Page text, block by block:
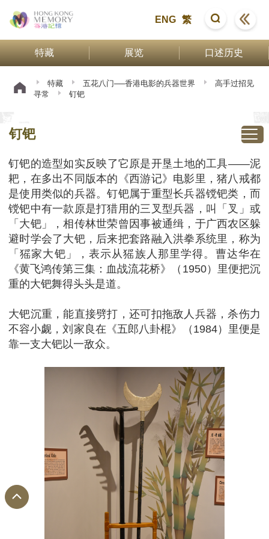
ENG 繁
特藏 展览 口述历史
特藏 五花八门──香港电影的兵器世界
高手过招见
寻常
钉钯
钉钯
钉钯的造型如实反映了它原是开垦土地的工具——泥
耙，在多出不同版本的《西游记》电影里，猪八戒都
是使用类似的兵器。钉钯属于重型长兵器镋钯类，而
镋钯中有一款原是打猎用的三叉型兵器，叫「叉」或
「大钯」，相传林世荣曾因事被通缉，于广西农区躲
避时学会了大钯，后来把套路融入洪拳系统里，称为
「猺家大钯」，表示从猺族人那里学得。曹达华在
《黄飞鸿传第三集：血战流花桥》（1950）里便把沉
重的大钯舞得头头是道。
大钯沉重，能直接劈打，还可扣拖敌人兵器，杀伤力
不容小觑，刘家良在《五郎八卦棍》（1984）里便是
靠一支大钯以一敌众。